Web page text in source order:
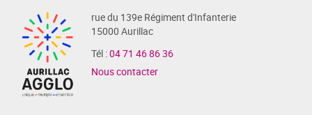
rue du 139e Régiment d'Infanterie
15000 Aurillac
Tél :04 71 46 86 36
Nous contacter